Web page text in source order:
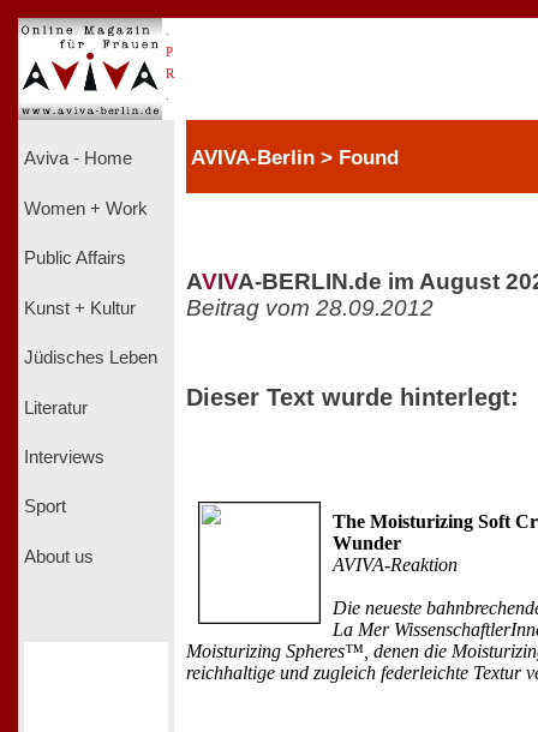
P
R
Aviva - Home
Women + Work
Public Affairs
Kunst + Kultur
Jüdisches Leben
Literatur
Interviews
Sport
About us
AVIVA-Berlin > Found
AVIVA-BERLIN.de im August
Beitrag vom 28.09.2012
Dieser Text wurde hinterlegt:
The Moisturizing Soft
Wunder
AVIVA-Reaktion
Die neueste
La Mer
Moisturizing Spheres™, denen die
reichhaltige und zugleich federleichte Textur